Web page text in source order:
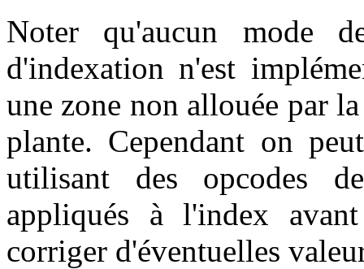
Noter qu'aucun mode
d'indexation n'est
une zone non allouée par
plante. Cependant on
utilisant des opcodes
appliqués à l'index
corriger d'éventuelles